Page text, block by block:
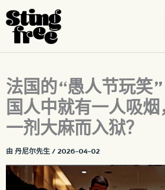
至
内
法国的“愚人节玩笑
国人中就有一人吸
一剂大麻而入狱？
由 丹尼尔先生 / 2026-04-02